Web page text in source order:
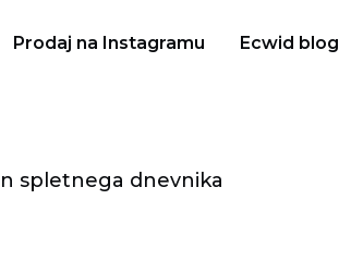
Prodaj na Instagramu Ecwid blog
spletnega dnevnika